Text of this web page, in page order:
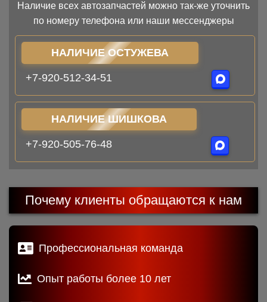
Наличие всех автозапчастей можно так-же уточнить
по номеру телефона или наши мессенджеры
НАЛИЧИЕ ОСТУЖЕВА
+7-920-512-34-51
НАЛИЧИЕ ШИШКОВА
+7-920-505-76-48
Почему клиенты обращаются к нам
Профессиональная команда
Опыт работы более 10 лет